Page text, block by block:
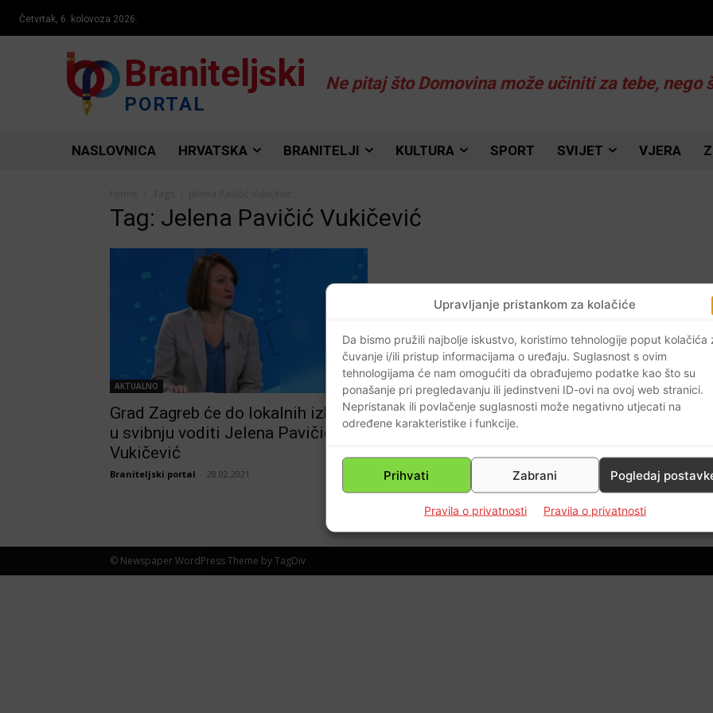
Upravljanje pristankom za kolačiće
Da bismo pružili najbolje iskustvo, koristimo tehnologije poput kolačića
čuvanje i/ili pristup informacijama o uređaju. Suglasnost s ovim
tehnologijama će nam omogućiti da obrađujemo podatke kao što su
ponašanje pri pregledavanju ili jedinstveni ID-ovi na ovoj web stranici.
Nepristanak ili povlačenje suglasnosti može negativno utjecati na
određene karakteristike i funkcije.
Prihvati Zabrani Pogledaj
Pravila o privatnosti Pravila o privatnosti
Četvrtak, 6. kolovoza 2026.
Braniteljski
PORTAL
Ne pitaj što Domovina može učiniti za tebe, nego
NASLOVNICA HRVATSKA BRANITELJI KULTURA SPORT SVIJET VJERA
Tag: Jelena Pavičić Vukičević
AKTUALNO
Grad Zagreb će do lokalnih izbora
u svibnju voditi Jelena Pavičić
Vukičević
Braniteljski portal 28.02.2021
© Newspaper WordPress Theme by TagDiv